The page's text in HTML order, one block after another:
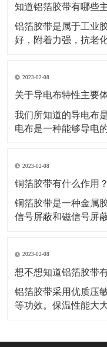
运用于各行各业当中
电子行业当中也
知道铝箔胶带有哪些
铝箔胶带是属于工业
好，附着力强，抗老
及破损处的修复，是
料，也是保温材料经
2023-02-08
关于导电布特性主要
我们所知道的导电布
电布是一种能够导电
电布可分为：镀镍导
铝箔纤维复合布这几
和网格区
2023-02-08
铜箔胶带有什么作用？
铜箔胶带是一种金属
信号屏蔽和磁信号屏
机，笔记电脑和其他
面氧气特性，可以附
材料等
2023-02-08
想不想知道铝箔胶带
铝箔胶带采用优质压
等功效。保温性能大